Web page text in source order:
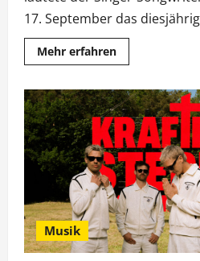
17. September das
Mehr erfahrenMehr
Informationen
in
Baden-
Baden:
Clueso
läutet
New
Pop-
Jubiläum
ein
Musik